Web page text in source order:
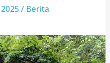
/ Berita